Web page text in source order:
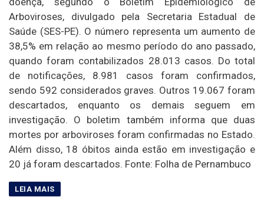
Arboviroses, divulgado pela Secretaria Estadual de
Saúde (SES-PE). O número representa um aumento de
38,5% em relação ao mesmo período do ano passado,
quando foram contabilizados 28.013 casos. Do total
de notificações, 8.981 casos foram confirmados,
sendo 592 considerados graves. Outros 19.067 foram
descartados, enquanto os demais seguem em
investigação. O boletim também informa que duas
mortes por arboviroses foram confirmadas no Estado.
Além disso, 18 óbitos ainda estão em investigação e
20 já foram descartados. Fonte: Folha de Pernambuco